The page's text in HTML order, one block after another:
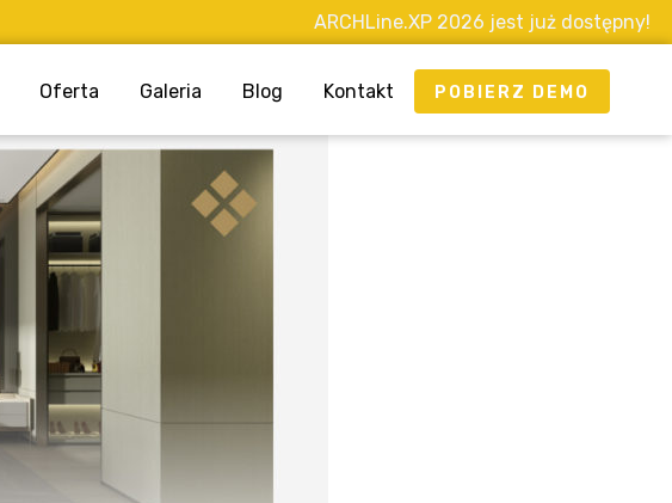
ARCHLine.XP 2026 jest już dostępny!
Oferta Galeria Blog Kontakt POBIERZ DEMO